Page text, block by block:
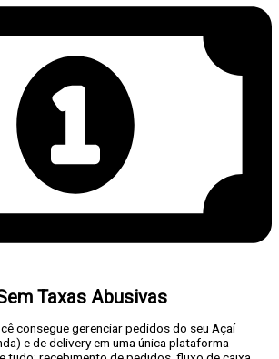
Taxas Abusivas
consegue gerenciar pedidos do seu Açaí
e de delivery em uma única plataforma